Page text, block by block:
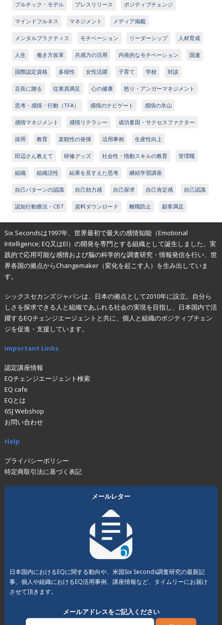
プルチック・モデル プレスリリース ポジティブチェンジ
マインドフルネス マネジメント メディア掲載
メンタルプラクティス モチベーション リーダーシップ 人材育成
人生 働き方改革 共感力の活用 内発的なモチベーション 国連
国際認定資格 多様性 女性活躍 子育て 学校 対談
店長に贈る 従業員満足 心の健康 怒り・アンガーマネジメント
思考・感情・行動（TFA） 感情のナビゲート 感情の氷山
感情マネジメント 感情リテラシー 成功要因・サクセスファクター
採用 教育 楽観性の発揮 活用事例 生産性向上
田辺さん教えて 研修グッズ 社会性・情動スキルの教育 管理職
組織 組織活性 結果を見すえた思考 継続学習講座
自己パターンの認識 自己効力感 自己探求 自己肯定感 自己認識
認知行動療法・CBT 資料ダウンロード 離職防止 顧客満足
Six Secondsは1997年、世界最初で最大の感情知能（Emotional
Intelligence; EQ又はEI）の開発を専門とする組織として誕生しました。実
践的で応用可能な感情および脳の科学的な調査研究・情報発信を行い、世
界各国の拠点からChangemaker（変化を起こす人）を生み出していま
す。
シックスセカンズジャパンは、日本の拠点として2010年に設立。自分ら
しさを探求できる人と組織であふれる社会の実現を目指し、日本国内で活
躍するEQチェンジエージェントと共に、個人と組織のポジティブチェン
ジを促進・支援しています。
Important Links
認定講座情報
EQチェンジエージェント検索
EQ cafe
EQとは
6SJ Webshop
お問い合わせ
Help
プライバシーポリシー
特定商取引法に基づく表記
メールレター
日本国内におけるEQに関する動向や、米国Six Seconds調査研究の最新記
事、個人や組織におけるEQ活用事例、講座情報など、タイムリーにお届け
させて頂きます。
メールアドレスをご記入ください